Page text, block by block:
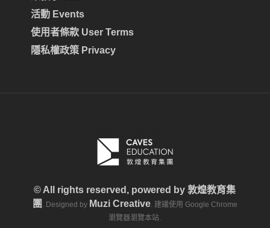
活動 Events
使用者條款 User Terms
隱私權政策 Privacy
© All rights reserved, powered by敦煌教育集
團 . Designed by Muzi Creative. 建議使用 Google Chrome
瀏覽器瀏覽本站.